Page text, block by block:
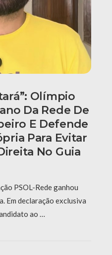
Olímpio
Da Rede De
E Defende
Para Evitar
No Guia
PSOL-Rede ganhou
Em declaração exclusiva
ao …